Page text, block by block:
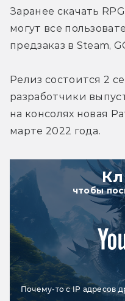
Заранее скачать
могут все
предзаказ в Steam,
Релиз состоится 2
разработчики
на консолях новая
марте 2022 года.
чтобы
Почему-то с IP адресов